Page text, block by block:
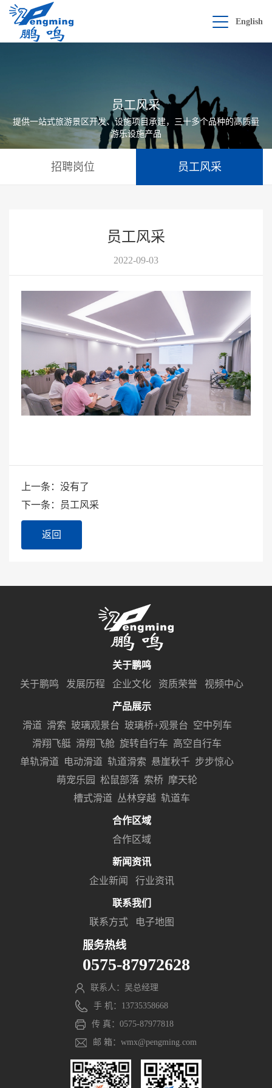
English
员工风采
提供一站式旅游景区开发、设施项目承建，三十多个品种的高质量
游乐设施产品
招聘岗位 员工风采
员工风采
2022-09-03
上一条：没有了
下一条：员工风采
返回
关于鹏鸣
关于鹏鸣
发展历程 企业文化 资质荣誉 视频中心
产品展示
滑道 滑索 玻璃观景台 玻璃桥+观景台 空中列车
滑翔飞艇 滑翔飞舱 旋转自行车 高空自行车
单轨滑道
电动滑道 轨道滑索 悬崖秋千 步步惊心
萌宠乐园
松鼠部落 索桥 摩天轮
槽式滑道 丛林穿越 轨道车
合作区域
合作区域
新闻资讯
企业新闻
行业资讯
联系我们
联系方式
电子地图
服务热线
0575-87972628
联系人：吴总经理
手 机：13735358668
传 真：0575-87977818
邮 箱：wmx@pengming.com